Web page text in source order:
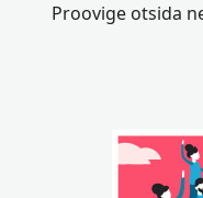
Proovige otsida